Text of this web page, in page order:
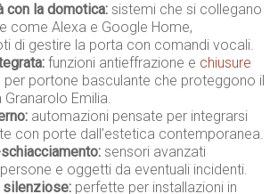
con la domotica: sistemi che si collegano
come Alexa e Google Home,
di gestire la porta con comandi vocali.
funzioni antieffrazione e chiusure
per portone basculante che proteggono il
Emilia.
automazioni pensate per integrarsi
con porte dall’estetica contemporanea.
sensori avanzati
e oggetti da eventuali incidenti.
silenziose: perfette per installazioni in